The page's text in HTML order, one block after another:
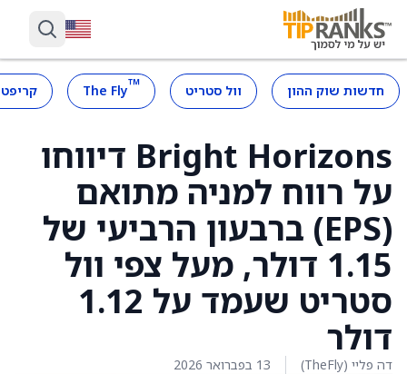
חדשות שוק ההון וול סטריט ™
The Fly
Bright Horizons דיווחו
על רווח למניה מתואם
(EPS) ברבעון הרביעי של
1.15 דולר, מעל צפי וול
סטריט שעמד על 1.12
דולר
דה פליי (TheFly) 13 בפברואר 2026